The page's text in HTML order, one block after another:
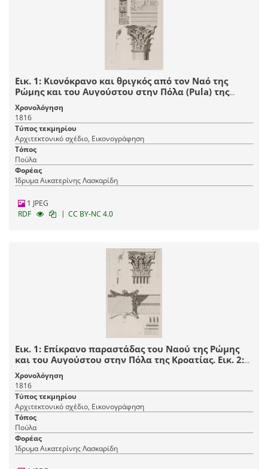
Εικ. 1: Κιονόκρανο και θριγκός από τον Nαό της
Ρώμης και του Αυγούστου στην Πόλα (Pula) της
Κροατίας. Εικ. 2: Τομή του κιονοκράνου. Εικ. 3:
Φατνώματα της επίστεψης.
Χρονολόγηση
1816
Τύπος τεκμηρίου
Αρχιτεκτονικό σχέδιο, Εικονογράφηση
Τόπος
Πούλα
Φορέας
Ίδρυμα Αικατερίνης Λασκαρίδη
1 JPEG
RDF
| CC BY-NC 4.0
Εικ. 1: Επίκρανο παραστάδας του Nαού της Ρώμης
και του Αυγούστου στην Πόλα της Κροατίας. Εικ. 2:
Τομή επικράνου. Εικ. 3: Άνοψη παραστάδας. Εικ. 4: Η
βάση παραστάδας.
Χρονολόγηση
1816
Τύπος τεκμηρίου
Αρχιτεκτονικό σχέδιο, Εικονογράφηση
Τόπος
Πούλα
Φορέας
Ίδρυμα Αικατερίνης Λασκαρίδη